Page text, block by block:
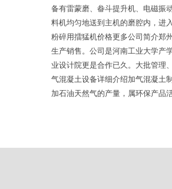
备有雷蒙磨、畚斗提升机、电磁振
料机均匀地送到主机的磨腔内，进
粉碎用擂猛机价格更多公司简介郑
生产销售。公司是河南工业大学产
业设计院更是合作已久。大批管理
气混凝土设备详细介绍加气混凝土
加石油天然气的产量，属环保产品